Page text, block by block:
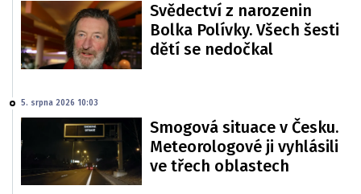
Svědectví z narozenin
Bolka Polívky. Všech šesti
dětí se nedočkal
5. srpna 2026 10:03
Smogová situace v Česku.
Meteorologové ji vyhlásili
ve třech oblastech